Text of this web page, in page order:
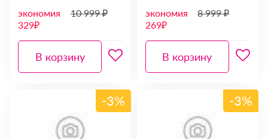
экономия
329₽
10 999 ₽
В корзину
экономия
269₽
8 999 ₽
В корзину
-3% -3%